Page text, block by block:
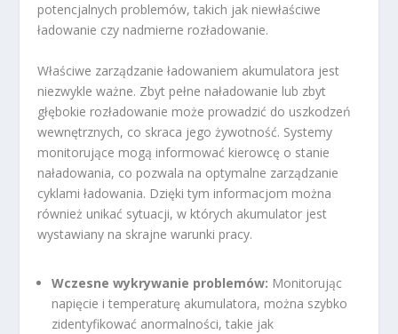
potencjalnych problemów, takich jak niewłaściwe
ładowanie czy nadmierne rozładowanie.
Właściwe zarządzanie ładowaniem akumulatora jest
niezwykle ważne. Zbyt pełne naładowanie lub zbyt
głębokie rozładowanie może prowadzić do uszkodzeń
wewnętrznych, co skraca jego żywotność. Systemy
monitorujące mogą informować kierowcę o stanie
naładowania, co pozwala na optymalne zarządzanie
cyklami ładowania. Dzięki tym informacjom można
również unikać sytuacji, w których akumulator jest
wystawiany na skrajne warunki pracy.
Wczesne wykrywanie problemów: Monitorując
napięcie i temperaturę akumulatora, można szybko
zidentyfikować anormalności, takie jak